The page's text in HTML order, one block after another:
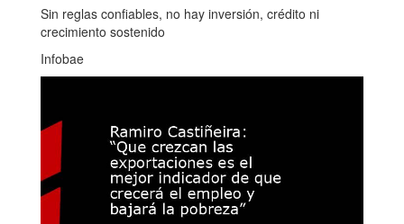
Sin reglas confiables, no hay inversión, crédito ni
crecimiento sostenido
Infobae